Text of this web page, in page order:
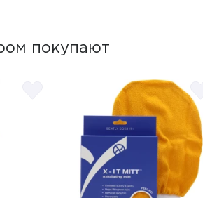
покупают